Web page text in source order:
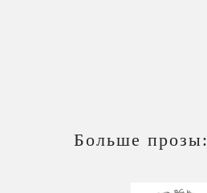
Больше прозы: